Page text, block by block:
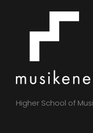
Higher School of